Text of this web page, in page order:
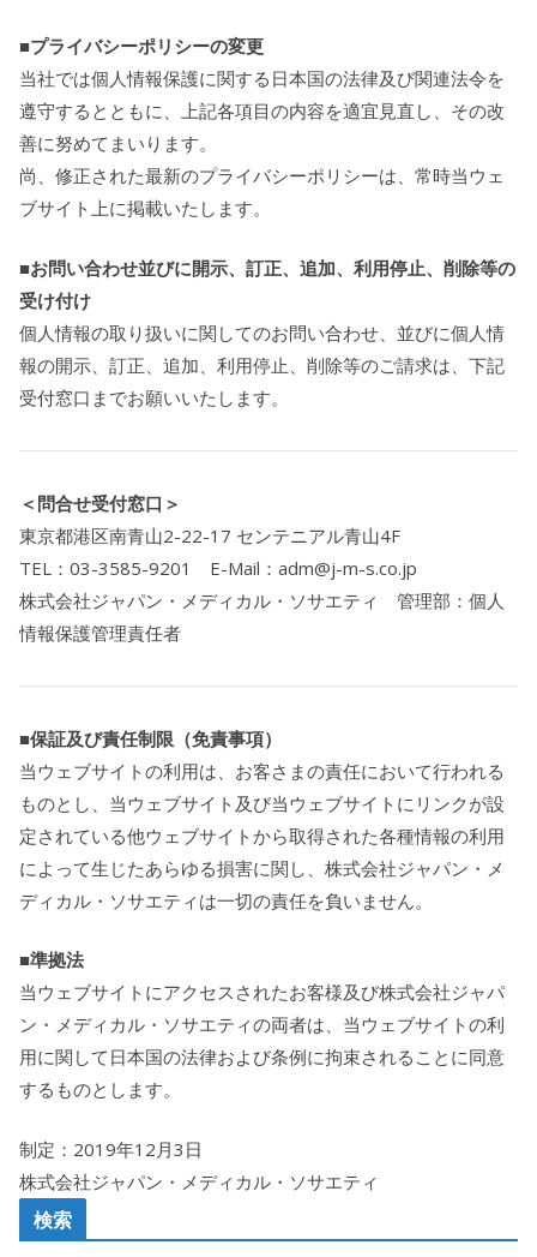
■プライバシーポリシーの変更
当社では個人情報保護に関する日本国の法律及び関連法令を
遵守するとともに、上記各項目の内容を適宜見直し、その改
善に努めてまいります。
尚、修正された最新のプライバシーポリシーは、常時当ウェ
ブサイト上に掲載いたします。
■お問い合わせ並びに開示、訂正、追加、利用停止、削除等の
受け付け
個人情報の取り扱いに関してのお問い合わせ、並びに個人情
報の開示、訂正、追加、利用停止、削除等のご請求は、下記
受付窓口までお願いいたします。
＜問合せ受付窓口＞
東京都港区南青山2-22-17 センテニアル青山4F
TEL：03-3585-9201 E-Mail：adm@j-m-s.co.jp
株式会社ジャパン・メディカル・ソサエティ 管理部：個人
情報保護管理責任者
■保証及び責任制限（免責事項）
当ウェブサイトの利用は、お客さまの責任において行われる
ものとし、当ウェブサイト及び当ウェブサイトにリンクが設
定されている他ウェブサイトから取得された各種情報の利用
によって生じたあらゆる損害に関し、株式会社ジャパン・メ
ディカル・ソサエティは一切の責任を負いません。
■準拠法
当ウェブサイトにアクセスされたお客様及び株式会社ジャパ
ン・メディカル・ソサエティの両者は、当ウェブサイトの利
用に関して日本国の法律および条例に拘束されることに同意
するものとします。
制定：2019年12月3日
株式会社ジャパン・メディカル・ソサエティ
検索